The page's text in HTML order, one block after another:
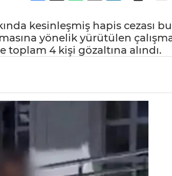
kesinleşmiş hapis cezası
yönelik yürütülen
toplam 4 kişi gözaltına alındı.